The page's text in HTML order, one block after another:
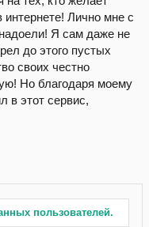
интернете! Лично мне с
Я сам даже не
до этого пустых
своих честно
Но благодаря моему
в этот сервис,
пользователей.